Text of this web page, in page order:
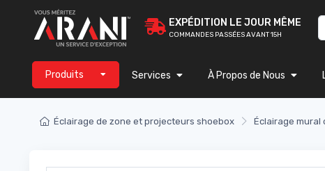
EXPÉDITION LE JOUR MÊME
COMMANDES PASSÉES AVANT 15H
Produits Services À Propos de Nous
Éclairage de zone et projecteurs shoebox Éclairage mural